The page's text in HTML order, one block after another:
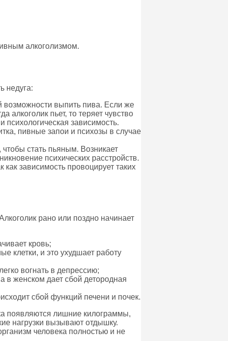
алкоголизмом.
недуга:
возможности выпить пива. Если же
алкоголик пьет, то теряет чувство
психологическая зависимость.
пивные запои и психозы в случае
стать пьяным. Возникает
психических расстройств.
зависимость провоцирует таких
рано или поздно начинает
кровь;
клетки, и это ухудшает работу
вогнать в депрессию;
в женском дает сбой детородная
сбой функций печени и почек.
появляются лишние килограммы,
нагрузки вызывают отдышку.
человека полностью и не